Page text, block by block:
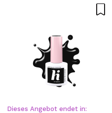
Dieses Angebot endet in: